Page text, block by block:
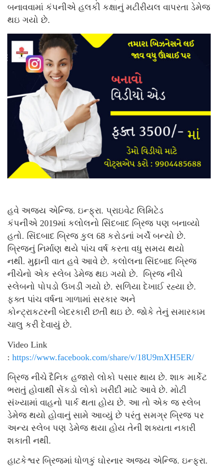
બનાવવામાં કંપનીએ હલકી કક્ષાનું મટીરીયલ વાપરતા ડેમેજ
થઇ ગયો છે.
હવે અજય એન્જિ. ઇન્ફ્રા. પ્રાઇવેટ લિમિટેડ
કંપનીએ 2019માં કલોલનો સિંદબાદ બ્રિજ પણ બનાવ્યો
હતો. સિંદબાદ બ્રિજ કુલ 68 કરોડનાં ખર્ચે બન્યો છે.
બ્રિજનું નિર્માણ થયે પાંચ વર્ષ કરતા વધુ સમય થયો
નથી. મુદ્દાની વાત હવે આવે છે. કલોલના સિંદબાદ બ્રિજ
નીચેનો એક સ્લેબ ડેમેજ થઇ ગયો છે. બ્રિજ નીચે
સ્લેબનો પોપડો ઉખડી ગયો છે. સળિયા દેખાઈ રહ્યા છે.
ફક્ત પાંચ વર્ષના ગાળામાં સરકાર અને
કોન્ટ્રાકટરની બેદરકારી છતી થઇ છે. જોકે તેનું સમારકામ
ચાલુ કરી દેવાયું છે.
Video Link
: https://www.facebook.com/share/v/18U9mXH5ER/
બ્રિજ નીચે દૈનિક હજારો લોકો પસાર થાય છે. શાક માર્કેટ
ભરાતું હોવાથી સેંકડો લોકો ખરીદી માટે આવે છે. મોટી
સંખ્યામાં વાહનો પાર્ક થતા હોય છે. આ તો એક જ સ્લેબ
ડેમેજ થયો હોવાનું સામે આવ્યું છે પરંતુ સમગ્ર બ્રિજ પર
અન્ય સ્લેબ પણ ડેમેજ થયા હોય તેની શક્યતા નકારી
શકાતી નથી.
હાટકેશ્વર બ્રિજમાં ધોળકું ઘોરનાર અજય એન્જિ. ઇન્ફ્રા.